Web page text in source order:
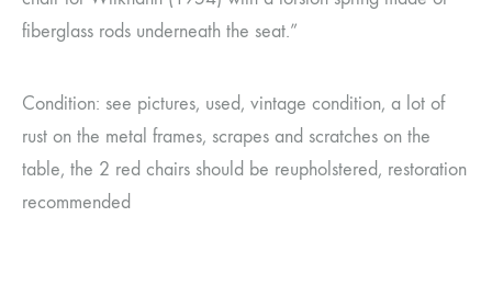
fiberglass rods underneath the seat.”
Condition: see pictures, used, vintage condition, a lot of
rust on the metal frames, scrapes and scratches on the
table, the 2 red chairs should be reupholstered, restoration
recommended